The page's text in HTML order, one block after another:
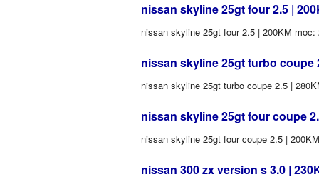
nissan skyline 25gt four 2.5 |
nissan skyline 25gt four 2.5 | 200KM
nissan skyline 25gt turbo coupe
nissan skyline 25gt turbo coupe 2.5 |
nissan skyline 25gt four coupe
nissan skyline 25gt four coupe 2.5 |
nissan 300 zx version s 3.0 |